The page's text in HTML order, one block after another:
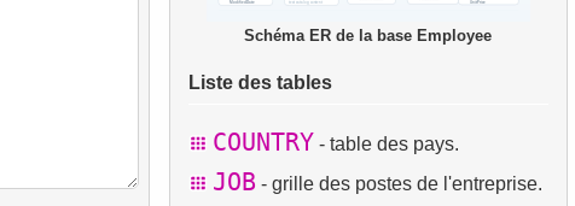
Schéma ER de la base Employee
Liste des tables
COUNTRY - table des pays.
JOB - grille des postes de l'entreprise.